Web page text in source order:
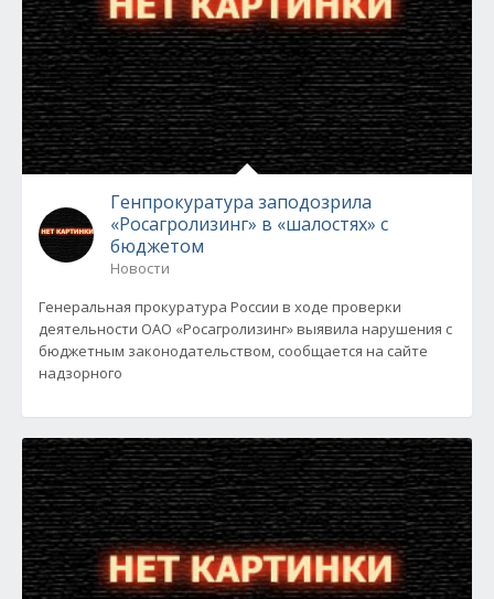
Генпрокуратура заподозрила
«Росагролизинг» в «шалостях» с
бюджетом
Новости
Генеральная прокуратура России в ходе проверки
деятельности ОАО «Росагролизинг» выявила нарушения с
бюджетным законодательством, сообщается на сайте
надзорного